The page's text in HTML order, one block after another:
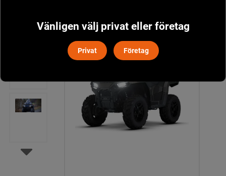
Vänligen välj privat eller företag
Privat Företag